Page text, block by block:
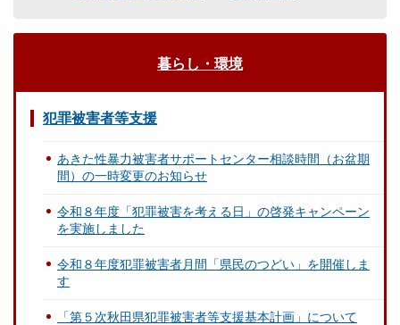
暮らし・環境
犯罪被害者等支援
あきた性暴力被害者サポートセンター相談時間（お盆期
間）の一時変更のお知らせ
令和８年度「犯罪被害を考える日」の啓発キャンペーン
を実施しました
令和８年度犯罪被害者月間「県民のつどい」を開催しま
す
「第５次秋田県犯罪被害者等支援基本計画」について